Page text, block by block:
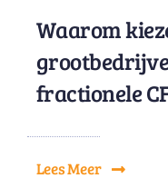
Waarom
fractionele
Lees Meer